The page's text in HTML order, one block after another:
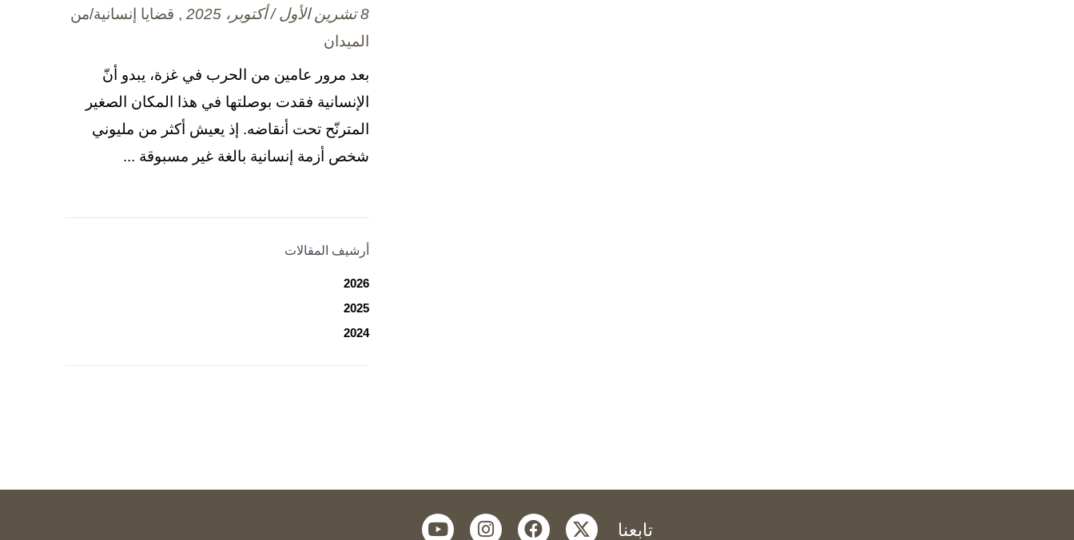
8 تشرين الأول / أكتوبر، 2025
, قضايا إنسانية/من
الميدان
بعد مرور عامين من الحرب في غزة، يبدو أنّ
الإنسانية فقدت بوصلتها في هذا المكان الصغير
المترنّح تحت أنقاضه. إذ يعيش أكثر من مليوني
شخص أزمة إنسانية بالغة غير مسبوقة ...
أرشيف المقالات
2026
2025
2024
تابعنا twitter
facebook
instagram
youtube